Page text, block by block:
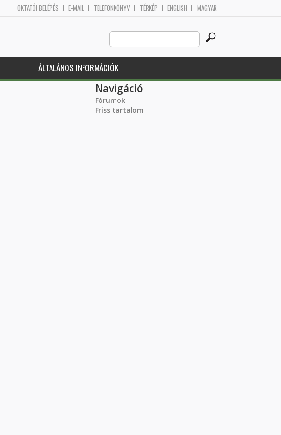
OKTATÓI BELÉPÉS E-MAIL TELEFONKÖNYV TÉRKÉP ENGLISH MAGYAR
Search
this
site
ÁLTALÁNOS INFORMÁCIÓK
Navigáció
Fórumok
Friss tartalom